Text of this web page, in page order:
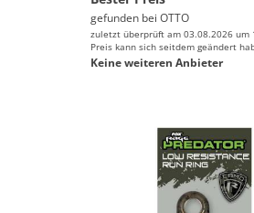
gefunden bei OTTO
zuletzt überprüft am 03.08.2026 um
Preis kann sich seitdem geändert
Keine weiteren Anbieter